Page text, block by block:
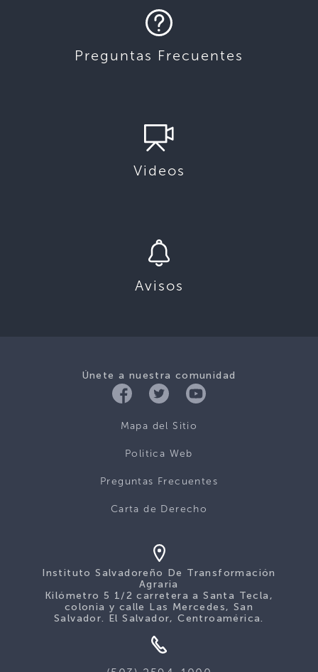
Preguntas Frecuentes
Videos
Avisos
Únete a nuestra comunidad
Mapa del Sitio
Politica Web
Preguntas Frecuentes
Carta de Derecho
Instituto Salvadoreño De Transformación
Agraria
Kilómetro 5 1/2 carretera a Santa Tecla,
colonia y calle Las Mercedes, San
Salvador. El Salvador, Centroamérica.